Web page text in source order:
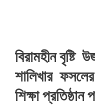
বিরামহীন বৃষ্টি
শালিখার
শিক্ষা প্রতিষ্ঠান